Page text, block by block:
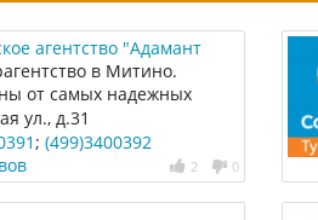
агентство "Адамант
в Митино.
от самых надежных
ул., д.31
; (499)3400392
2 0